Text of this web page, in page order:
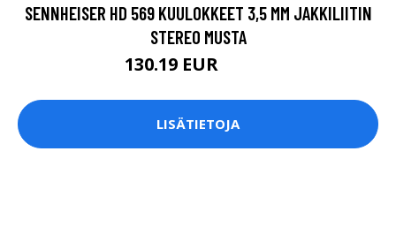
SENNHEISER HD 569 KUULOKKEET 3,5 MM JAKKILIITIN
STEREO MUSTA
130.19 EUR
LISÄTIETOJA